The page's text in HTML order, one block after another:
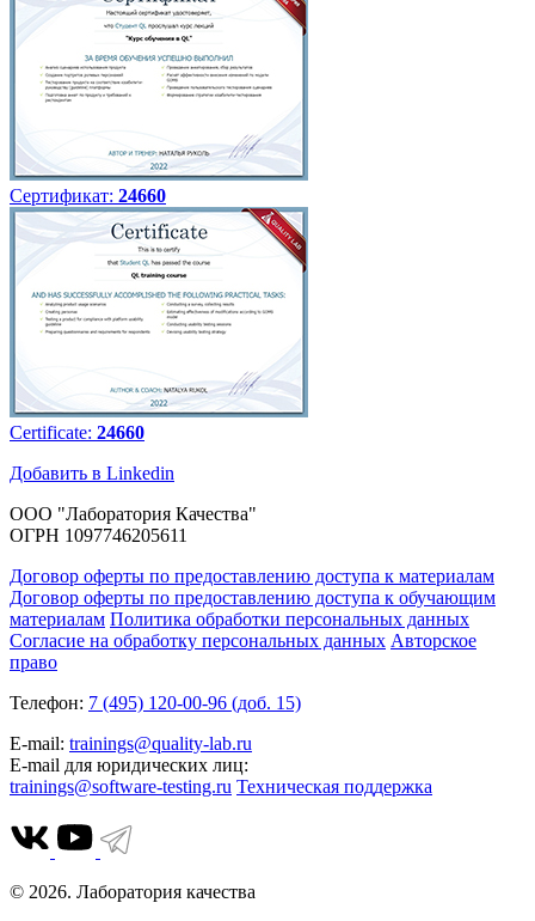
Сертификат: 24660
Certificate: 24660
Добавить в Linkedin
ООО "Лаборатория Качества"
ОГРН 1097746205611
Договор оферты по предоставлению доступа к материалам
Договор оферты по предоставлению доступа к обучающим
материалам Политика обработки персональных данных
Согласие на обработку персональных данных Авторское
право
Телефон: 7 (495) 120-00-96 (доб. 15)
E-mail: trainings@quality-lab.ru
E-mail для юридических лиц:
trainings@software-testing.ru Техническая поддержка
© 2026. Лаборатория качества